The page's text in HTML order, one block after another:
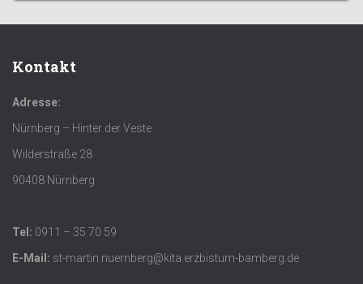
Kontakt
Adresse:
Nürnberg – Hinter der Veste
Wilderstraße 28
90408 Nürnberg
Tel: 0911 – 35 70 59
E-Mail: st-martin.nuernberg@kita.erzbistum-bamberg.de